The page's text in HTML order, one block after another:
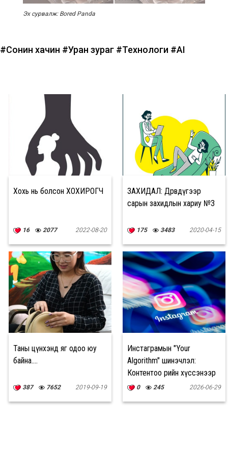
Эх сурвалж: Bored Panda
#Сонин хачин #Уран зураг #Технологи #AI
Хохь нь болсон ХОХИРОГЧ
16 2077 2022-08-20
ЗАХИДАЛ: Дөрөвдүгээр
сарын захидлын хариу №3
175 3483 2020-04-15
Таны цүнхэнд яг одоо юу
байна....
387 7652 2019-09-19
Инстаграмын "Your
Algorithm" шинэчлэл:
Контентоо өөрийн хүссэнээр
тохируулах боломж
0 245 2026-06-29